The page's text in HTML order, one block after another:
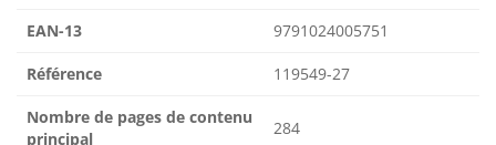
EAN-13 9791024005751
Référence 119549-27
Nombre de pages de contenu
principal
284